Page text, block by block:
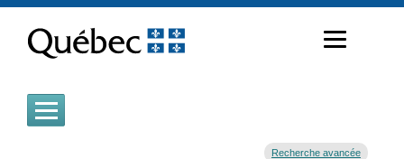
contenu
Recherche avancée